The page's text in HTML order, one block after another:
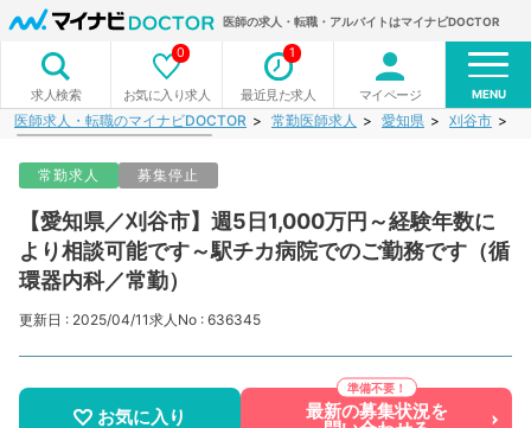
医師の求人・転職・アルバイトはマイナビDOCTOR
求人検索 お気に入り求人
0
最近見た求人
1
マイページ MENU
医師求人・転職のマイナビDOCTOR 常勤医師求人 愛知県 刈谷市
常勤求人 募集停止
【愛知県／刈谷市】週5日1,000万円～経験年数に
より相談可能です～駅チカ病院でのご勤務です（循
環器内科／常勤）
更新日 : 2025/04/11求人No : 636345
お気に入り 最新の募集状況を